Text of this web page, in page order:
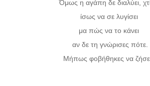
Όμως η αγάπη δε διαλύει,
ίσως να σε λυγίσει
μα πώς να το κάνει
αν δε τη γνώρισες πότε.
Μήπως φοβήθηκες να